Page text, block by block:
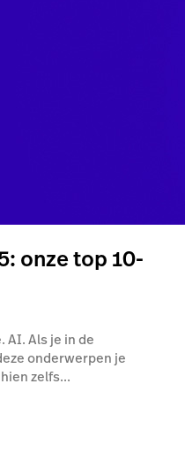
onze top 10-
Als je in de
onderwerpen je
zelfs...